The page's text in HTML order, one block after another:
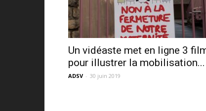
Un vidéaste met en ligne 3
pour illustrer la mobilisation...
ADSV - 30 juin 2019